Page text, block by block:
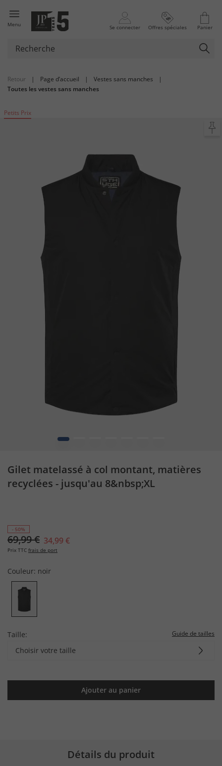
Menu Se connecter Offres spéciales Panier
Retour | Page d’accueil | Vestes sans manches
|
Toutes les vestes sans manches
Petits Prix
1
Gilet matelassé à col montant, matières
recyclées - jusqu'au 8&nbsp;XL
- 50%
69,99 € 34,99 €
Prix TTC frais de port
Couleur: noir
Taille: Guide de tailles
Choisir votre taille
Ajouter au panier
Détails du produit